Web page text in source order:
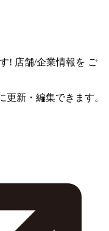
! 店舗/企業情報を ご
新・編集できます。